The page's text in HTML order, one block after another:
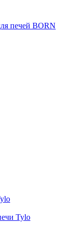
печей BORN
Tylo